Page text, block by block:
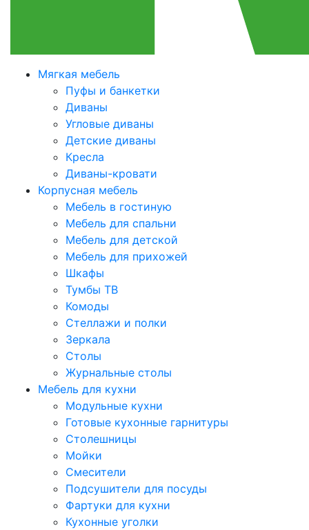
Мягкая мебель
Пуфы и банкетки
Диваны
Угловые диваны
Детские диваны
Кресла
Диваны-кровати
Корпусная мебель
Мебель в гостиную
Мебель для спальни
Мебель для детской
Мебель для прихожей
Шкафы
Тумбы ТВ
Комоды
Стеллажи и полки
Зеркала
Столы
Журнальные столы
Мебель для кухни
Модульные кухни
Готовые кухонные гарнитуры
Столешницы
Мойки
Смесители
Подсушители для посуды
Фартуки для кухни
Кухонные уголки